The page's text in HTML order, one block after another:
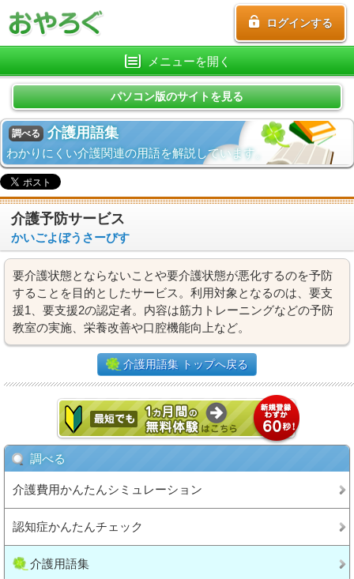
ログインする
メニューを開く
パソコン版のサイトを見る
調べる 介護用語集
わかりにくい介護関連の用語を解説しています。
介護予防サービス
かいごよぼうさーびす
要介護状態とならないことや要介護状態が悪化するのを予防
することを目的としたサービス。利用対象となるのは、要支
援1、要支援2の認定者。内容は筋力トレーニングなどの予防
教室の実施、栄養改善や口腔機能向上など。
介護用語集 トップへ戻る
調べる
介護費用かんたんシミュレーション
認知症かんたんチェック
介護用語集